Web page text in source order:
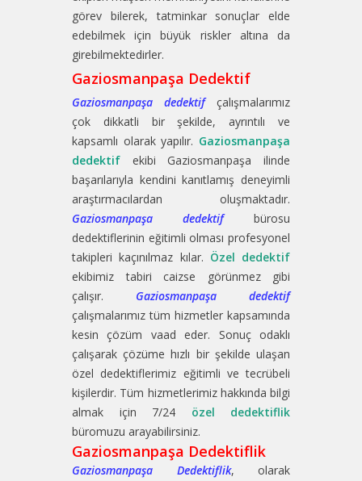
görev bilerek, tatminkar sonuçlar elde
edebilmek için büyük riskler altına da
girebilmektedirler.
Gaziosmanpaşa Dedektif
Gaziosmanpaşa dedektifçalışmalarımız
çok dikkatli bir şekilde, ayrıntılı ve
kapsamlı olarak yapılır. Gaziosmanpaşa
dedektif ekibi Gaziosmanpaşa ilinde
başarılarıyla kendini kanıtlamış deneyimli
araştırmacılardan oluşmaktadır.
Gaziosmanpaşa dedektifbürosu
dedektiflerinin eğitimli olması profesyonel
takipleri kaçınılmaz kılar. Özel dedektif
ekibimiz tabiri caizse görünmez gibi
çalışır. Gaziosmanpaşa dedektif
çalışmalarımız tüm hizmetler kapsamında
kesin çözüm vaad eder. Sonuç odaklı
çalışarak çözüme hızlı bir şekilde ulaşan
özel dedektiflerimiz eğitimli ve tecrübeli
kişilerdir. Tüm hizmetlerimiz hakkında bilgi
almak için 7/24 özel dedektiflik
büromuzu arayabilirsiniz.
Gaziosmanpaşa Dedektiflik
Gaziosmanpaşa Dedektiflik, olarak